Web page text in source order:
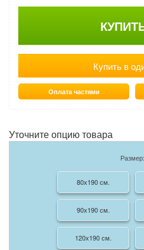
Купить в
Оплата частями
Уточните опцию товара
Размер:
80х190 см.
90х190 см.
120х190 см.